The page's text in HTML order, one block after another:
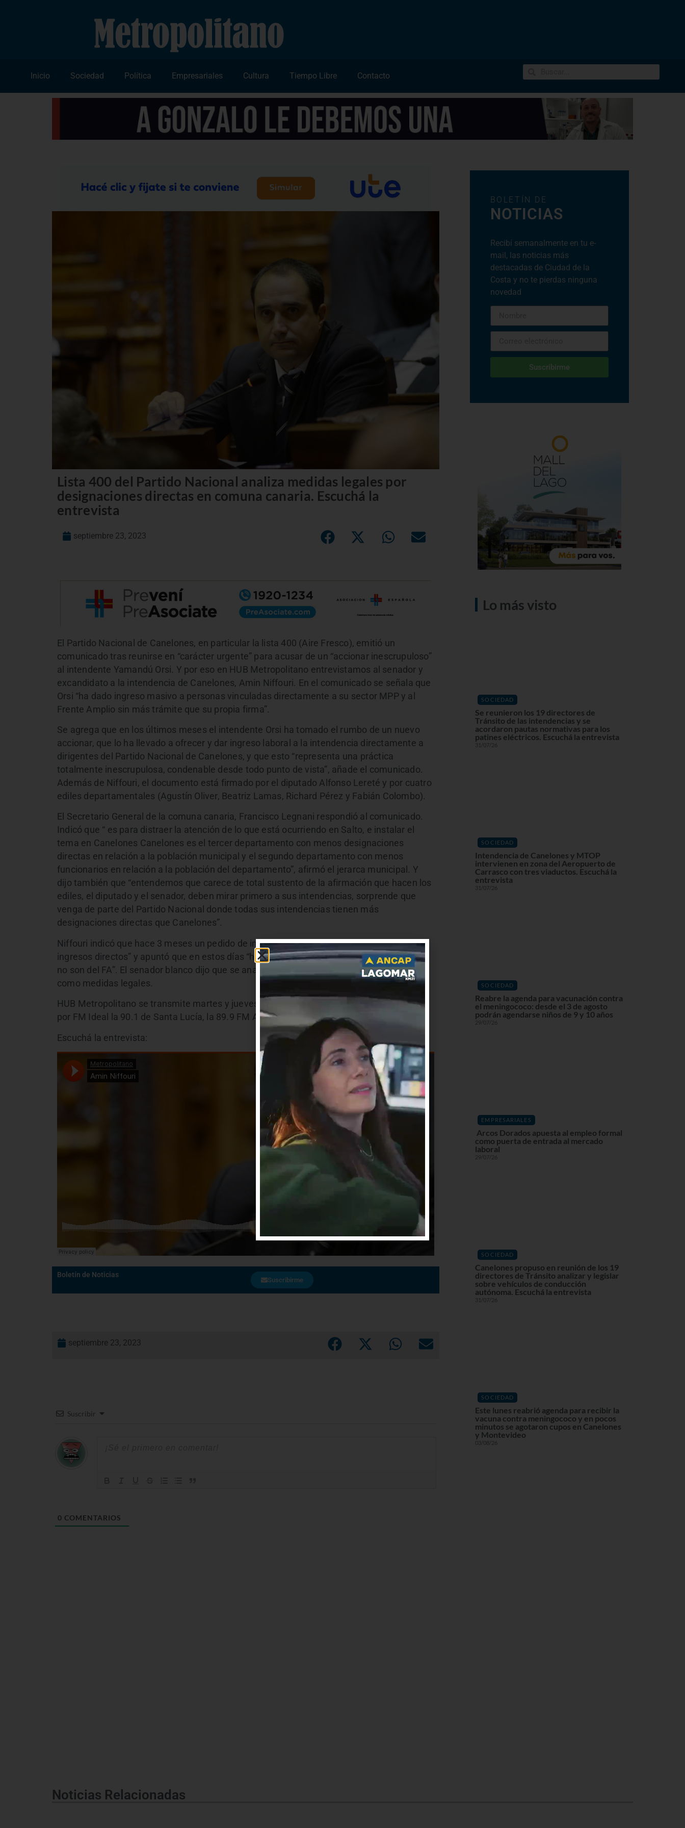
Inicio Sociedad Política Empresariales Cultura Tiempo Libre Contacto
Lista 400 del Partido Nacional analiza medidas legales por
designaciones directas en comuna canaria. Escuchá la
entrevista
septiembre 23, 2023
El Partido Nacional de Canelones, en particular la lista 400 (Aire Fresco), emitió un
comunicado tras reunirse en “carácter urgente” para acusar de un “accionar inescrupuloso”
al intendente Yamandú Orsi. Y por eso en HUB Metropolitano entrevistamos al senador y
excandidato a la intendencia de Canelones, Amin Niffouri. En el comunicado se señala que
Orsi “ha dado ingreso masivo a personas vinculadas directamente a su sector MPP y al
Frente Amplio sin más trámite que su propia firma”.
Se agrega que en los últimos meses el intendente Orsi ha tomado el rumbo de un nuevo
accionar, que lo ha llevado a ofrecer y dar ingreso laboral a la intendencia directamente a
dirigentes del Partido Nacional de Canelones, y que esto “representa una práctica
totalmente inescrupulosa, condenable desde todo punto de vista”, añade el comunicado.
Además de Niffouri, el documento está firmado por el diputado Alfonso Lereté y por cuatro
ediles departamentales (Agustín Oliver, Beatriz Lamas, Richard Pérez y Fabián Colombo).
El Secretario General de la comuna canaria, Francisco Legnani respondió al comunicado.
Indicó que “ es para distraer la atención de lo que está ocurriendo en Salto, e instalar el
tema en Canelones Canelones es el tercer departamento con menos designaciones
directas en relación a la población municipal y el segundo departamento con menos
funcionarios en relación a la población del departamento”, afirmó el jerarca municipal. Y
dijo también que “entendemos que carece de total sustento de la afirmación que hacen los
ediles, el diputado y el senador, deben mirar primero a sus intendencias, sorprende que
venga de parte del Partido Nacional donde todas sus intendencias tienen más
designaciones directas que Canelones”.
Niffouri indicó que hace 3 meses un pedido de informes confirmó “arriba de 300 cargos e
ingresos directos” y apuntó que en estos días “habrá más contrataciones a dirigentes que
no son del FA”. El senador blanco dijo que se analizan otros pasos además de la denuncia
como medidas legales.
HUB Metropolitano se transmite martes y jueves de 18 a 19.30 hs. por Metropolitano.uy,
por FM Ideal la 90.1 de Santa Lucía, la 89.9 FM Atlántida y FM Naturaleza la 88.1 de Tala.
Escuchá la entrevista:
Boletín de Noticias
Suscribirme
septiembre 23, 2023
Suscribir
0 COMENTARIOS
BOLETÍN DE
NOTICIAS
Recibí semanalmente en tu e-
mail, las noticias más
destacadas de Ciudad de la
Costa y no te pierdas ninguna
novedad
Suscribirme
Lo más visto
SOCIEDAD
Se reunieron los 19 directores de
Tránsito de las intendencias y se
acordaron pautas normativas para los
patines eléctricos. Escuchá la entrevista
31/07/26
SOCIEDAD
Intendencia de Canelones y MTOP
intervienen en zona del Aeropuerto de
Carrasco con tres viaductos. Escuchá la
entrevista
31/07/26
SOCIEDAD
Reabre la agenda para vacunación contra
el meningococo: desde el 3 de agosto
podrán agendarse niños de 9 y 10 años
29/07/26
EMPRESARIALES
Arcos Dorados apuesta al empleo formal
como puerta de entrada al mercado
laboral
29/07/26
SOCIEDAD
Canelones propuso en reunión de los 19
directores de Tránsito analizar y legislar
sobre vehículos de conducción
autónoma. Escuchá la entrevista
31/07/26
SOCIEDAD
Este lunes reabrió agenda para recibir la
vacuna contra meningococo y en pocos
minutos se agotaron cupos en Canelones
y Montevideo
03/08/26
Noticias Relacionadas